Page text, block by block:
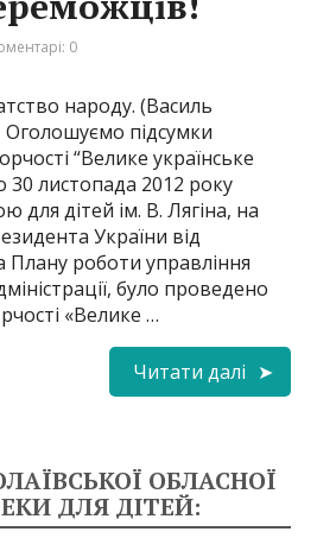
0
народу. (Василь
підсумки
“Велике українське
30 листопада 2012 року
для дітей ім. В. Лягіна, на
України від
Плану роботи управління
було проведено
«Велике …
Читати далі
ОБЛАСНОЇ
ДЛЯ ДІТЕЙ: